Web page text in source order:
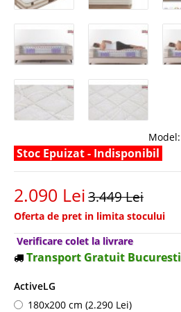
Model:
Stoc Epuizat - Indisponibil
2.090 Lei3.449 Lei
Oferta de pret in limita stocului
Verificare colet la livrare
Transport Gratuit Bucuresti
ActiveLG
180x200 cm (2.290 Lei)